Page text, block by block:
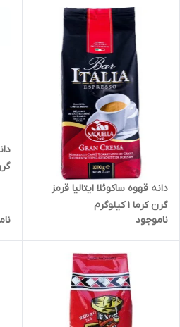
دانه قهوه ساکوئلا ایتالیا قرمز
گرن کرما ۱ کیلوگرم
ناموجود